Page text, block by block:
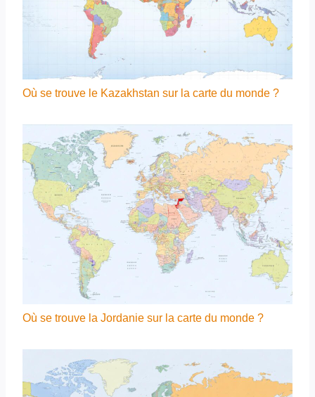
Où se trouve le Kazakhstan sur la carte du monde ?
Où se trouve la Jordanie sur la carte du monde ?